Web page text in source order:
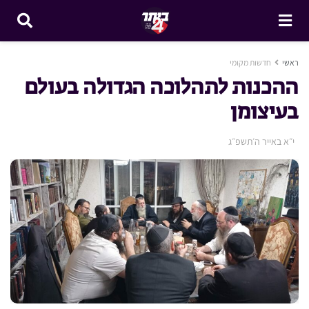
ראשי חדשות מקומי
ההכנות לתהלוכה הגדולה בעולם
בעיצומן
י״א באייר ה׳תשפ״ג